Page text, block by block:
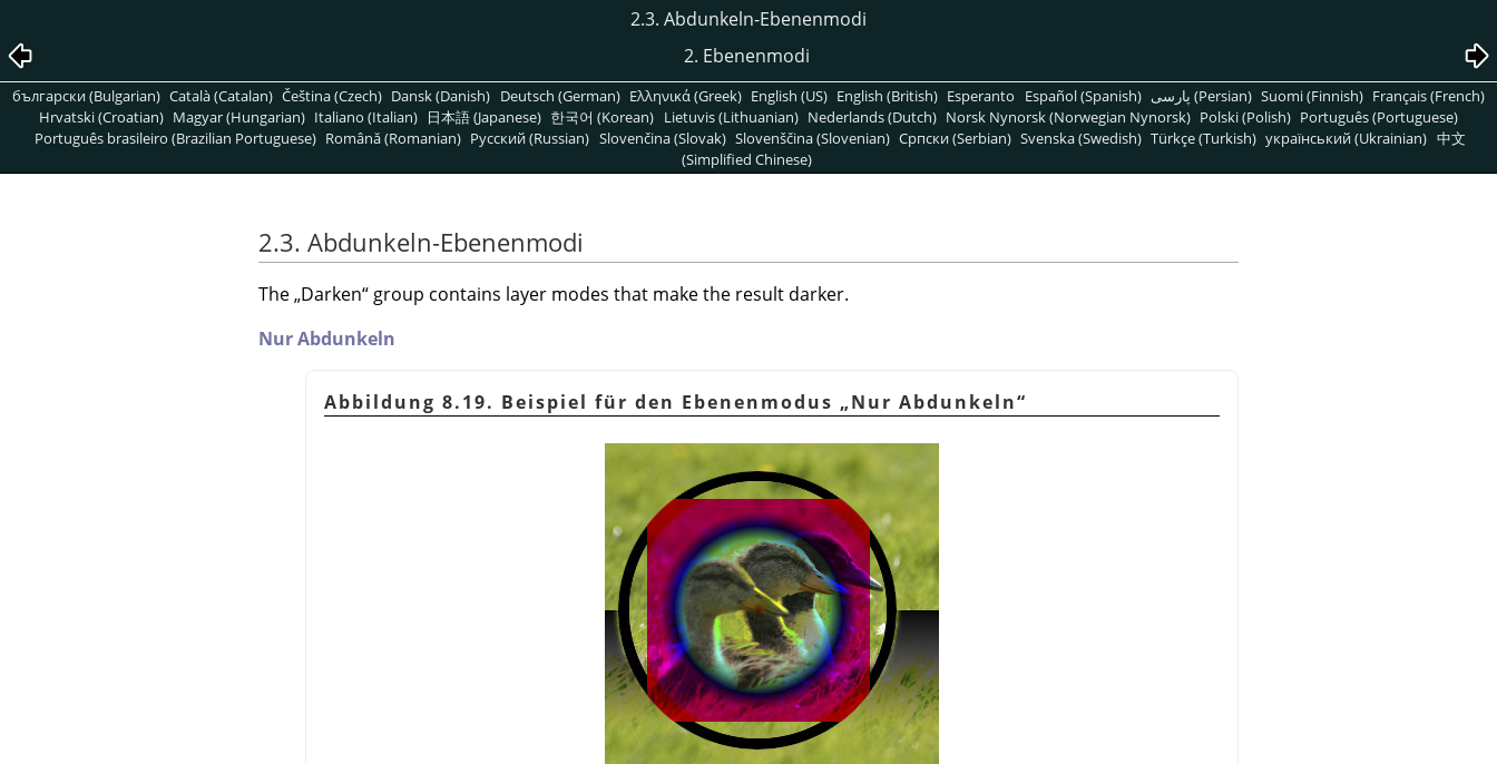
2.3. Abdunkeln-Ebenenmodi
2. Ebenenmodi
български (Bulgarian) Català (Catalan) Čeština (Czech) Dansk (Danish) Deutsch (German) Ελληνικά (Greek) English (US) English (British) Esperanto Español (Spanish) پارسی (Persian) Suomi (Finnish) Français (French)
Hrvatski (Croatian) Magyar (Hungarian) Italiano (Italian) 日本語 (Japanese) 한국어 (Korean) Lietuvis (Lithuanian) Nederlands (Dutch) Norsk Nynorsk (Norwegian Nynorsk) Polski (Polish) Português (Portuguese)
Português brasileiro (Brazilian Portuguese) Română (Romanian) Pусский (Russian) Slovenčina (Slovak) Slovenščina (Slovenian) Српски (Serbian) Svenska (Swedish) Türkçe (Turkish) український (Ukrainian) 中文
(Simplified Chinese)
2.3. Abdunkeln-Ebenenmodi
The„Darken“ group contains layer modes that make the result darker.
Nur Abdunkeln
Abbildung 8.19. Beispiel für den Ebenenmodus „Nur Abdunkeln“